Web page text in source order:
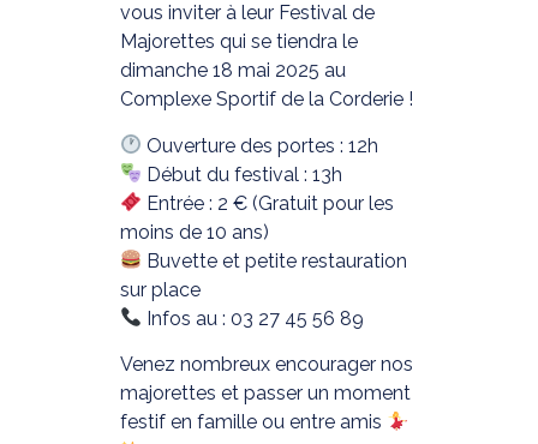
vous inviter à leur Festival de
Majorettes qui se tiendra le
dimanche 18 mai 2025 au
Complexe Sportif de la Corderie !
Ouverture des portes : 12h
Début du festival : 13h
Entrée : 2 € (Gratuit pour les
moins de 10 ans)
Buvette et petite restauration
sur place
Infos au : 03 27 45 56 89
Venez nombreux encourager nos
majorettes et passer un moment
festif en famille ou entre amis